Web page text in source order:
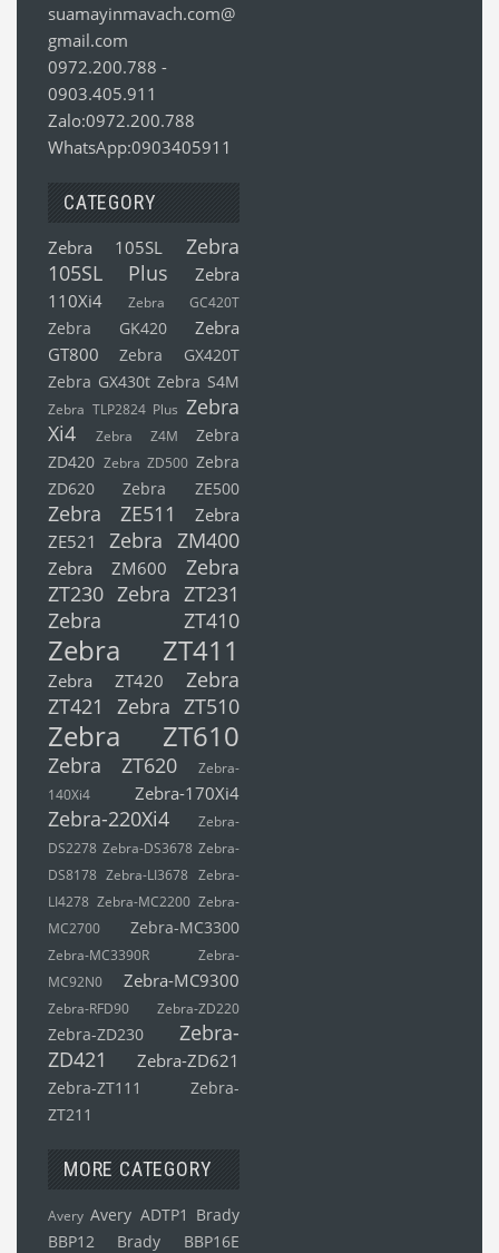
suamayinmavach.com@
gmail.com
0972.200.788 -
0903.405.911
Zalo:0972.200.788
WhatsApp:0903405911
CATEGORY
Zebra 105SL
Zebra
105SL Plus
Zebra
110Xi4
Zebra GC420T
Zebra GK420
Zebra
GT800
Zebra GX420T
Zebra GX430t Zebra S4M
Zebra TLP2824 Plus Zebra
Xi4
Zebra Z4M
Zebra
ZD420 Zebra ZD500 Zebra
ZD620
Zebra ZE500
Zebra ZE511
Zebra
ZE521
Zebra ZM400
Zebra ZM600
Zebra
ZT230 Zebra ZT231
Zebra ZT410
Zebra ZT411
Zebra ZT420
Zebra
ZT421
Zebra ZT510
Zebra ZT610
Zebra ZT620
Zebra-
140Xi4
Zebra-170Xi4
Zebra-220Xi4
Zebra-
DS2278 Zebra-DS3678 Zebra-
DS8178 Zebra-LI3678 Zebra-
LI4278 Zebra-MC2200 Zebra-
MC2700
Zebra-MC3300
Zebra-MC3390R
Zebra-
MC92N0
Zebra-MC9300
Zebra-RFD90 Zebra-ZD220
Zebra-ZD230
Zebra-
ZD421
Zebra-ZD621
Zebra-ZT111
Zebra-
ZT211
MORE CATEGORY
Avery Avery ADTP1
Brady
BBP12
Brady BBP16E